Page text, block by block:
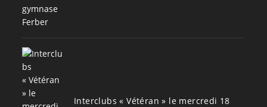
Interclubs « Vétéran » le mercredi 18